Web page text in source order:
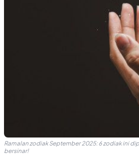
Ramalan zodiak September 2025: 6 zodiak ini
bersinar!